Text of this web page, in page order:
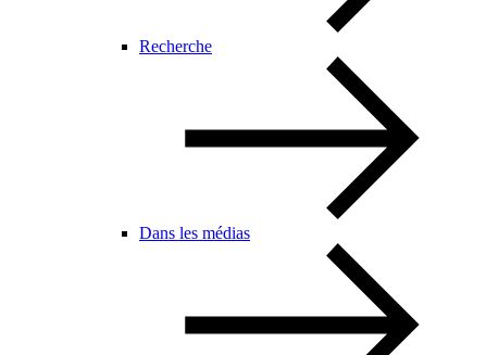
Recherche
Dans les médias